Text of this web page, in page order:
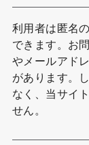
利用者は匿名
できます。お
やメールアド
があります。
なく、当サイ
せん。